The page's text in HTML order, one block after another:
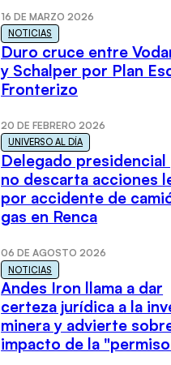
16 DE MARZO 2026
NOTICIAS
Duro cruce entre
y Schalper por Plan
Fronterizo
20 DE FEBRERO 2026
UNIVERSO AL DÍA
Delegado presidencial
no descarta acciones
por accidente de
gas en Renca
06 DE AGOSTO 2026
NOTICIAS
Andes Iron llama a dar
certeza jurídica a la
minera y advierte
impacto de la